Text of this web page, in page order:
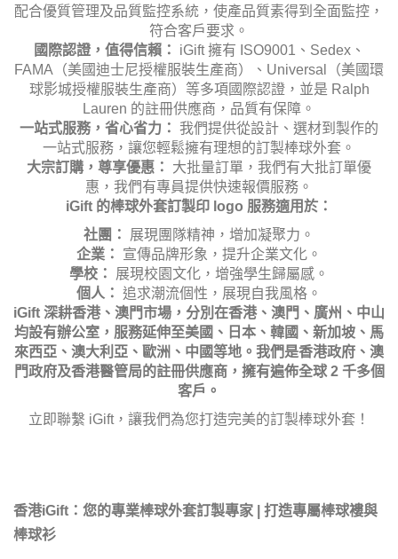
配合優質管理及品質監控系統，使產品質素得到全面監控，
符合客戶要求。
國際認證，值得信賴：
iGift 擁有 ISO9001、Sedex、
FAMA（美國迪士尼授權服裝生產商）、Universal（美國環
球影城授權服裝生產商）等多項國際認證，並是 Ralph
Lauren 的註冊供應商，品質有保障。
一站式服務，省心省力： 我們提供從設計、選材到製作的
一站式服務，讓您輕鬆擁有理想的訂製棒球外套。
大宗訂購，尊享優惠：
大批量訂單，我們有大批訂單優
惠，我們有專員提供快速報價服務。
iGift 的棒球外套訂製印 logo 服務適用於：
社團：
展現團隊精神，增加凝聚力。
企業：
宣傳品牌形象，提升企業文化。
學校：
展現校園文化，增強學生歸屬感。
個人： 追求潮流個性，展現自我風格。
iGift 深耕香港、澳門市場，分別在香港、澳門、廣州、中山
均設有辦公室，服務延伸至美國、日本、韓國、新加坡、馬
來西亞、澳大利亞、歐洲、中國等地。我們是香港政府、澳
門政府及香港醫管局的註冊供應商，擁有遍佈全球 2 千多個
客戶。
立即聯繫 iGift，讓我們為您打造完美的訂製棒球外套！
香港iGift：您的專業棒球外套訂製專家 | 打造專屬棒球褸與
棒球衫